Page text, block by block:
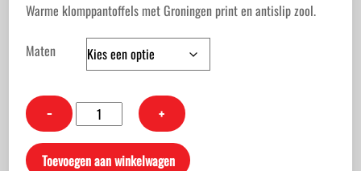
Warme klomppantoffels met Groningen print en antislip zool.
Maten
−
Klomppantoffels
klein
aantal
+
Toevoegen aan winkelwagen